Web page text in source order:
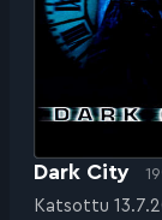
Dark City
Katsottu